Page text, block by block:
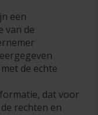
een
van de
de echte
dat voor
rechten en